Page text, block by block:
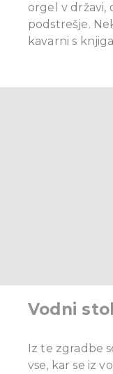
orgel v državi,
podstrešje.
kavarni s
Vodni
Iz te zgradbe
vse, kar se iz